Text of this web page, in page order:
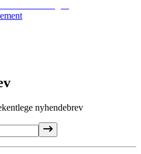
nyhendebrev